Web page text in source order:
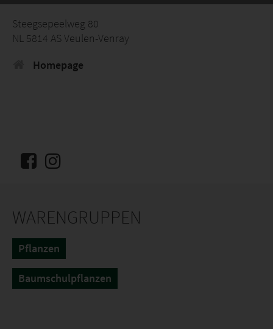
Steegsepeelweg 80
NL 5814 AS Veulen-Venray
Homepage
WARENGRUPPEN
Pflanzen
Baumschulpflanzen